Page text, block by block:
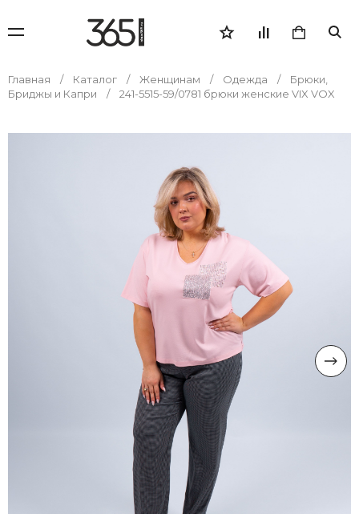
Главная Каталог Женщинам Одежда
Брюки,
Бриджы и Капри
241-5515-59/0781 брюки женские VIX VOX